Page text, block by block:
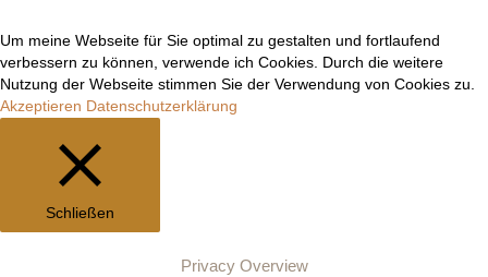
Manuel Epli
Um meine Webseite für Sie optimal zu gestalten und fortlaufend
verbessern zu können, verwende ich Cookies. Durch die weitere
Nutzung der Webseite stimmen Sie der Verwendung von Cookies zu.
Akzeptieren Datenschutzerklärung
Schließen
Privacy Overview